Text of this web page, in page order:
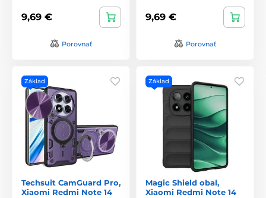
9,69 €
Porovnať
9,69 €
Porovnať
Základ
Techsuit CamGuard Pro,
Xiaomi Redmi Note 14
Základ
Magic Shield obal,
Xiaomi Redmi Note 14